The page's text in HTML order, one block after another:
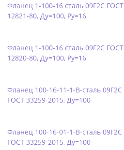
Фланец 1-100-16 сталь 09Г2С ГОСТ
12821-80, Ду=100, Ру=16
Фланец 1-100-16 сталь 09Г2С ГОСТ
12820-80, Ду=100, Ру=16
Фланец 100-16-11-1-B-сталь 09Г2С
ГОСТ 33259-2015, Ду=100
Фланец 100-16-01-1-B-сталь 09Г2С
ГОСТ 33259-2015, Ду=100